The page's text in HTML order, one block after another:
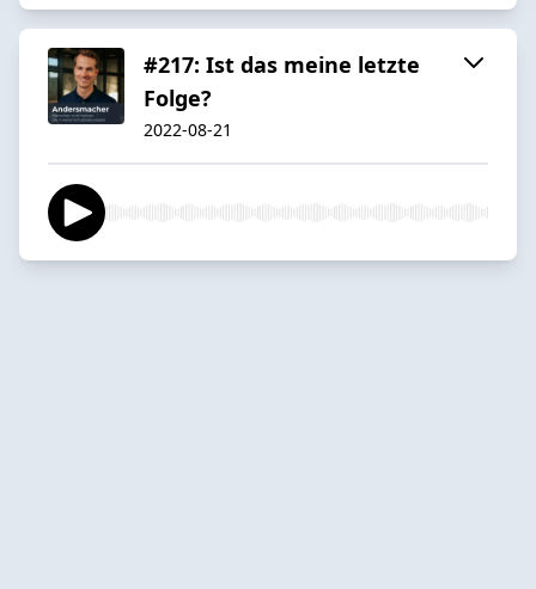
#217: Ist das meine letzte
Folge?
2022-08-21